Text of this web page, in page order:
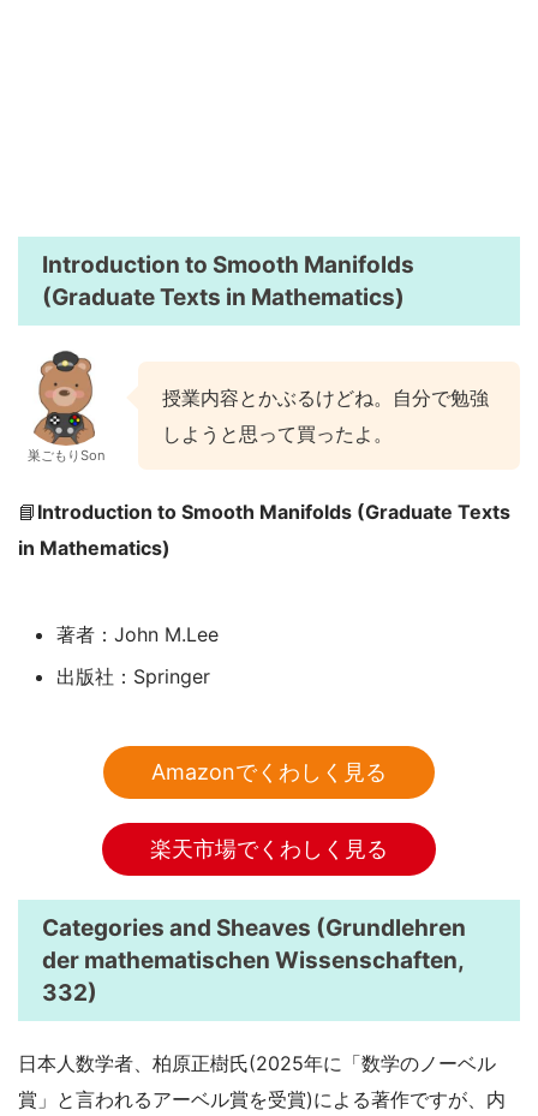
Introduction to Smooth Manifolds
(Graduate Texts in Mathematics)
巣ごもりSon
授業内容とかぶるけどね。自分で勉強
しようと思って買ったよ。
📘 Introduction to Smooth Manifolds (Graduate Texts
in Mathematics)
著者：John M.Lee
出版社：Springer
Amazonでくわしく見る
楽天市場でくわしく見る
Categories and Sheaves (Grundlehren
der mathematischen Wissenschaften,
332)
日本人数学者、柏原正樹氏(2025年に「数学のノーベル
賞」と言われるアーベル賞を受賞)による著作ですが、内